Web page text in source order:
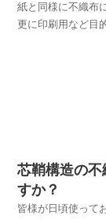
紙と同様に不織布
更に印刷用など目
芯鞘構造の
すか？
皆様が日頃使って